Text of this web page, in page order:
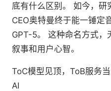
底有什么区别。 如今，研
CEO奥特曼终于能一锤定
GPT-5。 这种命名方式，
叙事和用户心智。
ToC模型见顶，ToB服务
AI